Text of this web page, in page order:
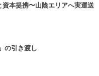
本提携〜山陰エリアへ実運送
の引き渡し